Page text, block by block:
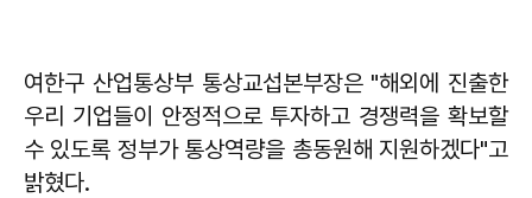
여한구 산업통상부 통상교섭본부장은 "해외에 진출한
우리 기업들이 안정적으로 투자하고 경쟁력을 확보할
수 있도록 정부가 통상역량을 총동원해 지원하겠다"고
밝혔다.